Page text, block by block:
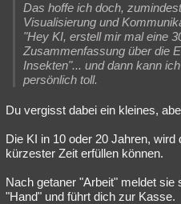
Das hoffe ich doch,
Visualisierung und
"Hey KI, erstell mir mal eine
Zusammenfassung über die
Insekten"... und dann kann
persönlich toll.
Du vergisst dabei ein kleines,
Die KI in 10 oder 20 Jahren,
kürzester Zeit erfüllen können.
Nach getaner "Arbeit" meldet sie
"Hand" und führt dich zur Kasse.